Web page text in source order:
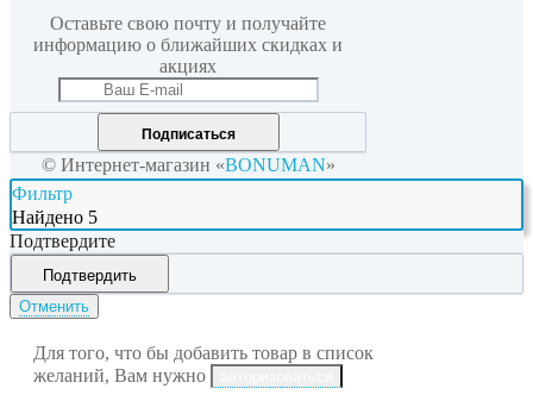
Оставьте свою почту и получайте
информацию о ближайших скидках и
акциях
Подписаться
© Интернет-магазин «BONUMAN»
Фильтр
Найдено 5
Подтвердите
Подтвердить
Отменить
Для того, что бы добавить товар в список
желаний, Вам нужно